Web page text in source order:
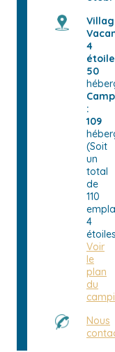
4
50
:
109
(Soit
un
total
de
110
4
Voir
le
plan
du
Nous